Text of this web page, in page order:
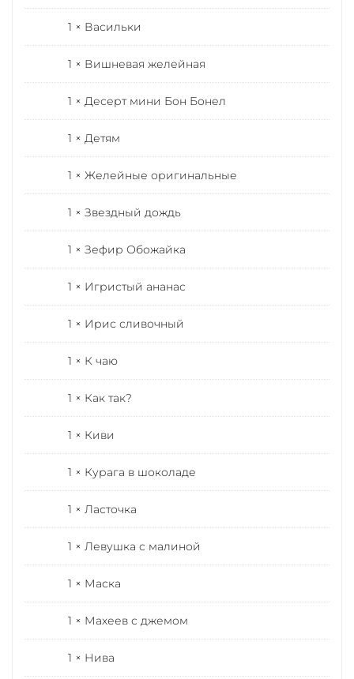
1 × Васильки
1 × Вишневая желейная
1 × Десерт мини Бон Бонел
1 × Детям
1 × Желейные оригинальные
1 × Звездный дождь
1 × Зефир Обожайка
1 × Игристый ананас
1 × Ирис сливочный
1 × К чаю
1 × Как так?
1 × Киви
1 × Курага в шоколаде
1 × Ласточка
1 × Левушка с малиной
1 × Маска
1 × Махеев с джемом
1 × Нива